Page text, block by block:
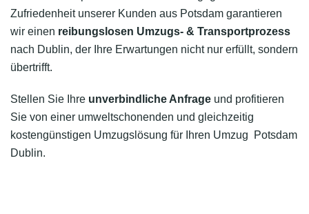
Zufriedenheit unserer Kunden aus Potsdam garantieren
wir einen reibungslosen Umzugs- & Transportprozess
nach Dublin, der Ihre Erwartungen nicht nur erfüllt, sondern
übertrifft.
Stellen Sie Ihre unverbindliche Anfrage und profitieren
Sie von einer umweltschonenden und gleichzeitig
kostengünstigen Umzugslösung für Ihren Umzug Potsdam
Dublin.